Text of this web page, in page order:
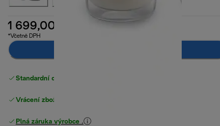
1 699,00 Kč
*Včetně DPH
Standardní doručení zdarma
Vrácení zboží zdarma
Plná záruka výrobce .